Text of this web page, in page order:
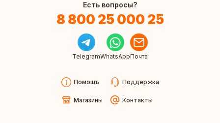
Есть вопросы?
8 800 25 000 25
TelegramWhatsAppПочта
Помощь Поддержка
Магазины Контакты